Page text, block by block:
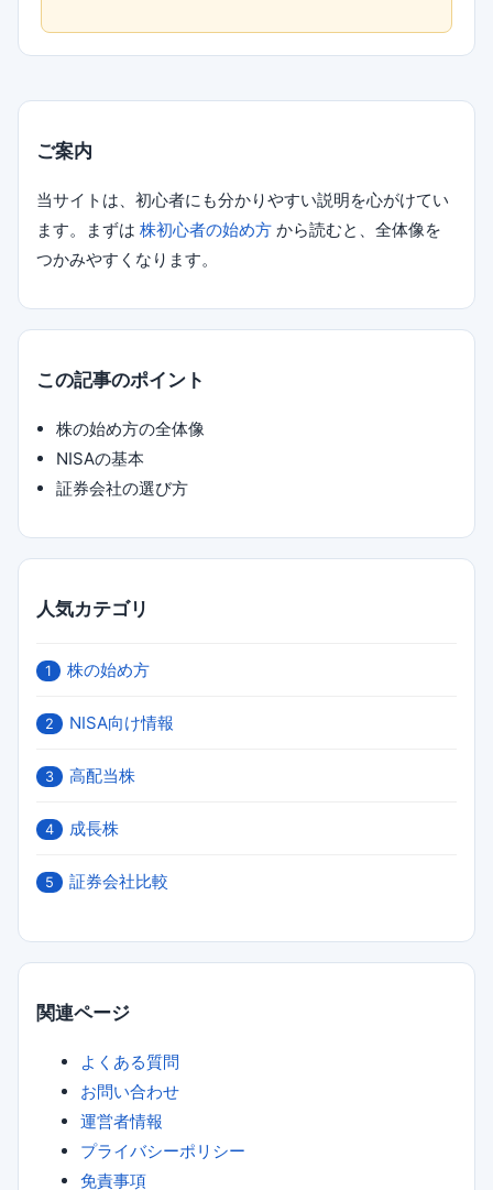
ご案内
当サイトは、初心者にも分かりやすい説明を心がけてい
ます。まずは 株初心者の始め方 から読むと、全体像を
つかみやすくなります。
この記事のポイント
株の始め方の全体像
NISAの基本
証券会社の選び方
人気カテゴリ
1 株の始め方
2 NISA向け情報
3 高配当株
4 成長株
5 証券会社比較
関連ページ
よくある質問
お問い合わせ
運営者情報
プライバシーポリシー
免責事項